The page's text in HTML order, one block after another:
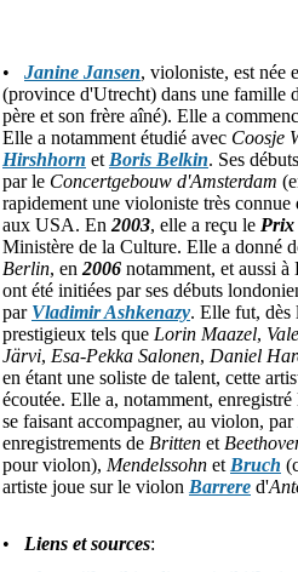
• Janine Jansen, violoniste, est née
(province d'Utrecht) dans une famille
père et son frère aîné). Elle a
Elle a notamment étudié avec Coosje
Hirshhorn et Boris Belkin. Ses
par le Concertgebouw d'Amsterdam
rapidement une violoniste très
aux USA. En 2003, elle a reçu le Prix
Ministère de la Culture. Elle a donné
Berlin, en 2006 notamment, et aussi
ont été initiées par ses débuts
par Vladimir Ashkenazy. Elle fut, dès
prestigieux tels que Lorin Maazel,
Järvi, Esa-Pekka Salonen, Daniel
en étant une soliste de talent, cette
écoutée. Elle a, notamment,
se faisant accompagner, au violon, par
enregistrements de Britten et
pour violon), Mendelssohn et Bruch
artiste joue sur le violon Barrere d'
• Liens et sources: